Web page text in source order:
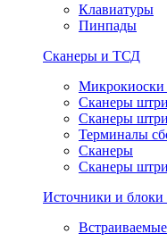
Клавиатуры
Пинпады
Сканеры и ТСД
Микрокиоски
Сканеры
Сканеры
Терминалы
Сканеры
Сканеры
Источники и блоки